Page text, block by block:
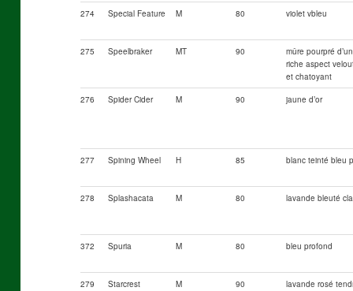
274 Special Feature M 80 violet vbleu
275 Speelbraker MT 90
mûre pourpré d’un
riche aspect
et chatoyant
276 Spider Cider M 90 jaune d’or
277 Spining Wheel H 85 blanc teinté bleu
278 Splashacata M 80 lavande bleuté
372 Spuria M 80 bleu profond
279 Starcrest M 90 lavande rosé